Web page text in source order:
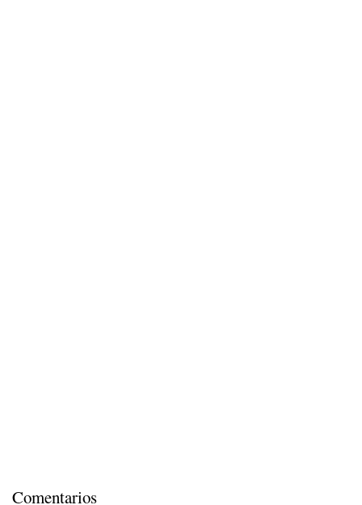
Comentarios